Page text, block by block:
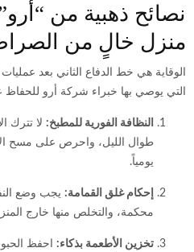
نصائح ذهبية من
منزل خالٍ من
الوقاية هي خط الدفاع الثاني بعد
التي يوصي بها خبراء شركة أرو للحفاظ
النظافة الفورية للمطبخ: لا تترك
طوال الليل، واحرص على مسح
يومياً.
إحكام غلق القمامة: يجب وضع
محكمة، والتخلص منها خارج
تخزين الأطعمة بذكاء: احفظ